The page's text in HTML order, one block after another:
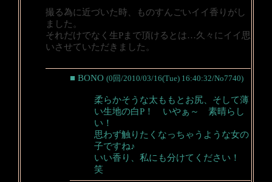
撮る為に近づいた時、ものすんごいイイ香りがし
ました。
それだけでなく生Pまで頂けるとは…久々にイイ思
いさせていただきました。
■ BONO (0回/2010/03/16(Tue) 16:40:32/No7740)
柔らかそうな太ももとお尻、そして薄
い生地の白P！ いやぁ～ 素晴らし
い！
思わず触りたくなっちゃうような女の
子ですね♪
いい香り、私にも分けてください！
笑